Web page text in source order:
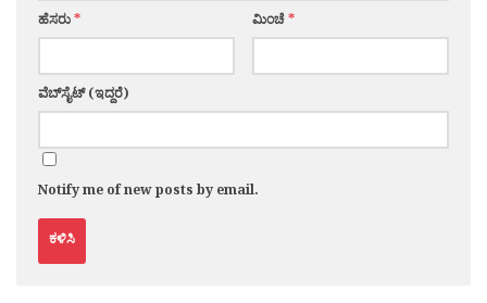
ಹೆಸರು* ಮಿಂಚೆ*
ವೆಬ್‌ಸೈಟ್ (ಇದ್ದರೆ)
Notify me of new posts by email.